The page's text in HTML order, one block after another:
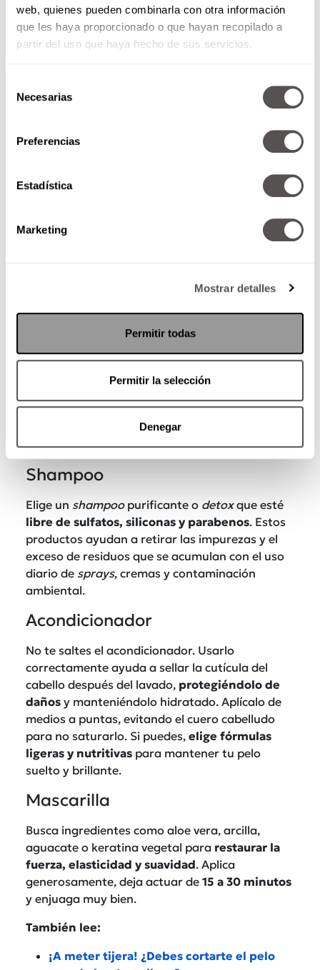
web, quienes pueden combinarla con otra información
que les haya proporcionado o que hayan recopilado a
partir del uso que haya hecho de sus servicios.
Necesarias
Preferencias
Estadística
Marketing
Mostrar detalles
Permitir todas
Permitir la selección
Denegar
cabelludo y las cutículas del cabello, permitiendo
una limpieza y
mucho
Shampoo
Elige un shampoopurificante o detoxque esté
libre de sulfatos, siliconas y parabenos. Estos
productos ayudan a retirar las impurezas y el
exceso de residuos que se acumulan con el uso
diario de sprays, cremas y contaminación
ambiental.
Acondicionador
No te saltes el acondicionador. Usarlo
correctamente ayuda a sellar la cutícula del
cabello después del lavado, protegiéndolo de
daños y manteniéndolo hidratado. Aplícalo de
medios a puntas, evitando el cuero cabelludo
para no saturarlo. Si puedes, elige fórmulas
ligeras y nutritivas para mantener tu pelo
suelto y brillante.
Mascarilla
Busca ingredientes como aloe vera, arcilla,
aguacate o keratina vegetal para restaurar la
fuerza, elasticidad y suavidad. Aplica
generosamente, deja actuar de 15 a 30 minutos
y enjuaga muy bien.
También lee:
¡A meter tijera! ¿Debes cortarte el pelo